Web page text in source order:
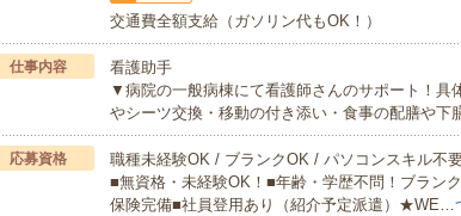
交通費全額支給（ガソリン代もOK！）
仕事内容
看護助手
▼病院の一般病棟にて看護師さんのサポート！具
やシーツ交換・移動の付き添い・食事の配膳や下
応募資格
職種未経験OK / ブランクOK / パソコンスキル不
■無資格・未経験OK！■年齢・学歴不問！ブラン
保険完備■社員登用あり（紹介予定派遣）★WE…